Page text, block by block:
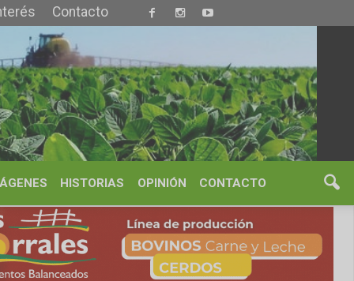
OPINIÓN CONTACTO